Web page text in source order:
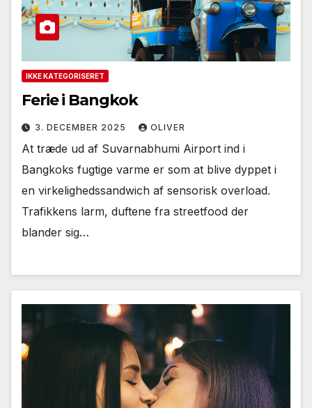
IKKE KATEGORISERET
Ferie i Bangkok
3. DECEMBER 2025 OLIVER
At træde ud af Suvarnabhumi Airport ind i
Bangkoks fugtige varme er som at blive dyppet i
en virkelighedssandwich af sensorisk overload.
Trafikkens larm, duftene fra streetfood der
blander sig…